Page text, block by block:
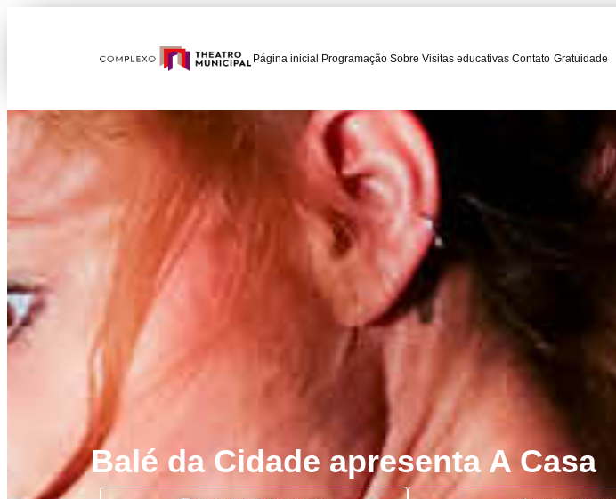
Página inicial Programação Sobre Visitas educativas Contato Gratuidade
Balé da Cidade apresenta A Casa